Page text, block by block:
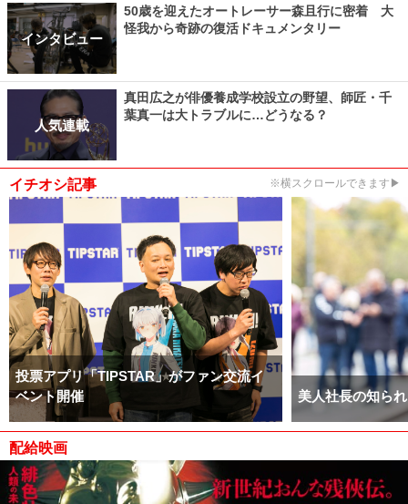
インタビュー
50歳を迎えたオートレーサー森且行に密着 大
怪我から奇跡の復活ドキュメンタリー
人気連載
真田広之が俳優養成学校設立の野望、師匠・千
葉真一は大トラブルに…どうなる？
イチオシ記事 ※横スクロールできます▶
投票アプリ「TIPSTAR」がファン交流イ
ベント開催
美人社長の知ら
配給映画